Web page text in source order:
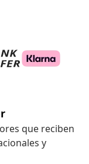
que reciben
y